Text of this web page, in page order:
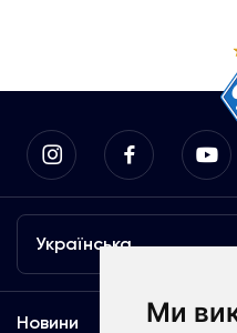
Ми
Українська
Новини